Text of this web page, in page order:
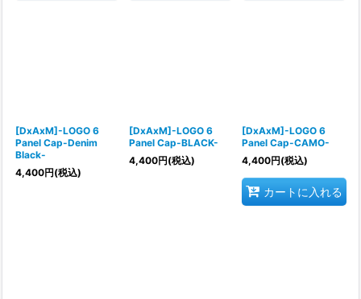
[DxAxM]-LOGO 6
Panel Cap-Denim
Black-
4,400円(税込)
[DxAxM]-LOGO 6
Panel Cap-BLACK-
4,400円(税込)
[DxAxM]-LOGO 6
Panel Cap-CAMO-
4,400円(税込)
カートに入れる